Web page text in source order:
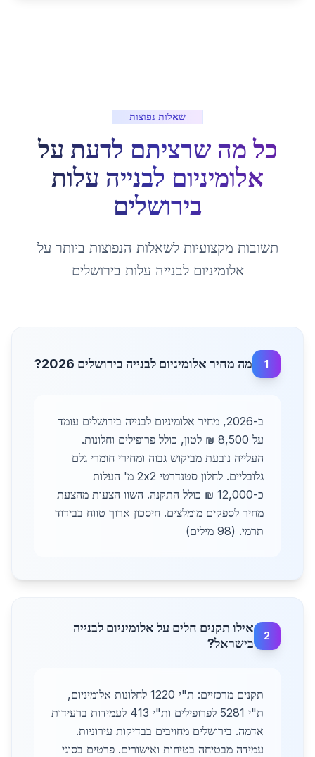
שאלות נפוצות
כל מה שרציתם לדעת על
אלומיניום לבנייה עלות
בירושלים
תשובות מקצועיות לשאלות הנפוצות ביותר על
אלומיניום לבנייה עלות בירושלים
1 מה מחיר אלומיניום לבנייה בירושלים 2026?
ב-2026, מחיר אלומיניום לבנייה בירושלים עומד
על 8,500 ₪ לטון, כולל פרופילים וחלונות.
העלייה נובעת מביקוש גבוה ומחירי חומרי גלם
גלובליים. לחלון סטנדרטי 2x2 מ' העלות
כ-12,000 ₪ כולל התקנה. השוו הצעות מהצעת
מחיר לספקים מומלצים. חיסכון ארוך טווח בבידוד
תרמי. (98 מילים)
2
אילו תקנים חלים על אלומיניום לבנייה
בישראל?
תקנים מרכזיים: ת"י 1220 לחלונות אלומיניום,
ת"י 5281 לפרופילים ות"י 413 לעמידות ברעידות
אדמה. בירושלים מחויבים בבדיקות עירוניות.
עמידה מבטיחה בטיחות ואישורים. פרטים בסוגי